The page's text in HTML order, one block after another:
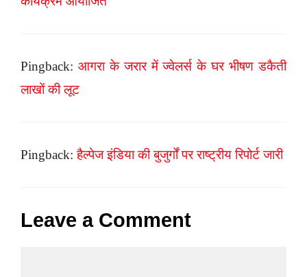
Pingback: आगरा के जरार में ज्वेलर्स के घर भीषण डकैती
लाखों की लूट
Pingback:हैल्पेज इंडिया की बुजुर्गों पर राष्ट्रीय रिपोर्ट जारी
Leave a Comment